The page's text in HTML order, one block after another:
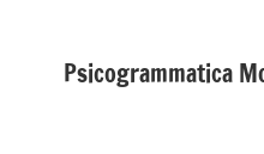
Psicogrammatica